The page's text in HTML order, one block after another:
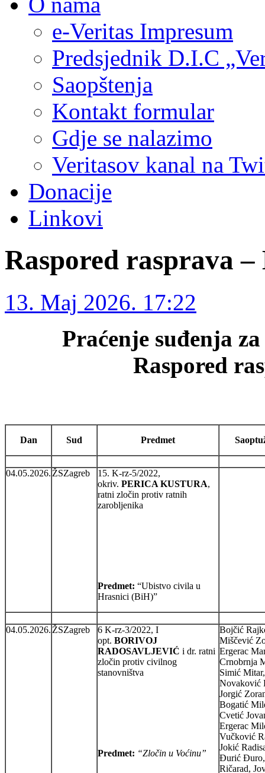
e-Veritas Impresum
Predsjednik D.I.C
Saopštenja
Kontakt formular
Gdje se nalazimo
Veritasov kanal na
Donacije
Linkovi
Raspored rasprava
13. Maj 2026. 17:22
Praćenje suđenja
Raspored
Dan Sud Predmet
04.05.2026. ŽSZagreb
15. K-rz-5/2022,
okriv. PERICA KUSTURA,
ratni zločin protiv ratnih
zarobljenika
Predmet: “Ubistvo civila u
Hrasnici (BiH)”
04.05.2026. ŽSZagreb
6 K-rz-3/2022, I
opt. BORIVOJ
RADOSAVLJEVIĆ i dr. ratni
zločin protiv civilnog
stanovništva
Predmet: “Zločin u Voćinu”
Bojčić
Miščević
Ergerac
Crnobrnja
Simić Mitar,
Novaković
Jorgić
Bogatić
Cvetić
Ergerac
Vučković
Jokić
Đurić Đuro,
Ričarad,